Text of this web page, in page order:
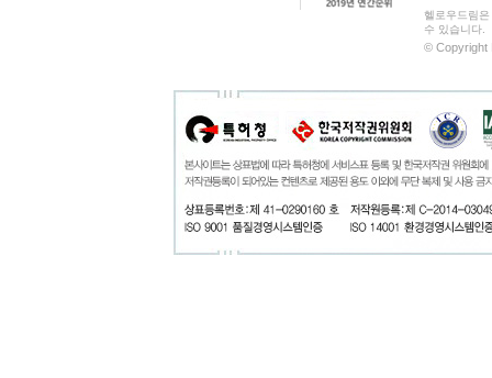
헬로우드림
수 있습니다.
© Copyright